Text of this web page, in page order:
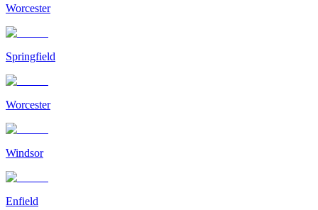
Worcester
Springfield
Worcester
Windsor
Enfield